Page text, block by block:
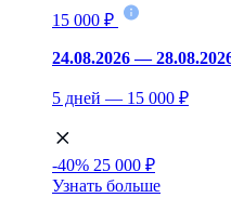
15 000 ₽
24.08.2026 —
5 дней — 15 000 ₽
-40% 25 000 ₽
Узнать больше